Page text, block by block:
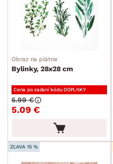
Obraz na plátne
Bylinky, 28x28 cm
Cena po zadaní kódu DOPLNKY
5.09 €
5.99 €
ZĽAVA 15 %